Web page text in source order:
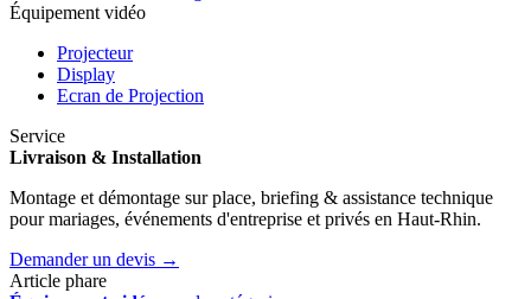
Équipement vidéo
Projecteur
Display
Ecran de Projection
Service
Livraison & Installation
Montage et démontage sur place, briefing & assistance technique
pour mariages, événements d'entreprise et privés en Haut-Rhin.
Demander un devis →
Article phare